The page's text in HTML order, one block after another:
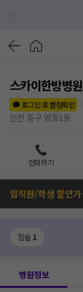
스카이한방병원
로그인 후 별점확인
인천 중구 영종1동
전화하기
임직원/학생 할인가
침술 1
병원정보